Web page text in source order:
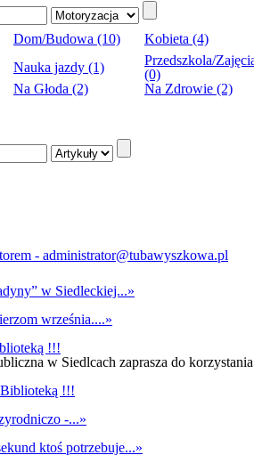
Dom/Budowa (10) Kobieta (4)
Nauka jazdy (1)
Przedszkola/
(0)
Na Głoda (2) Na Zdrowie (2)
- administrator@tubawyszkowa.pl
w Siedleckiej...»
września....»
!!!
w Siedlcach zaprasza do
-...»
ktoś potrzebuje...»